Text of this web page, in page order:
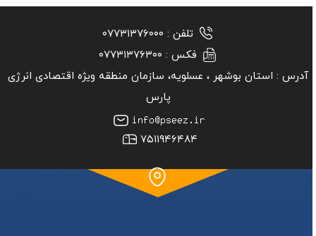
تلفن : ۰۷۷۳۱۳۷۶۰۰۰
فکس : ۰۷۷۳۱۳۷۶۳۰۰
آدرس : استان بوشهر ‏، عسلویه، سازمان منطقه ویژه اقتصادی انرژی
پارس
۷۵۱۱۹۴۶۴۸۴